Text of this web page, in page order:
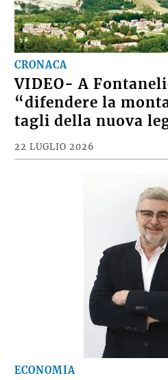
CRONACA
VIDEO- A
“difendere la
tagli della nuova
22 LUGLIO 2026
ECONOMIA